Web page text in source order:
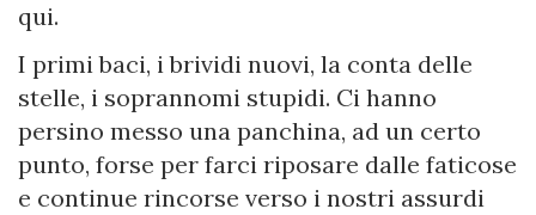
qui.
I primi baci, i brividi nuovi, la conta delle
stelle, i soprannomi stupidi. Ci hanno
persino messo una panchina, ad un certo
punto, forse per farci riposare dalle faticose
e continue rincorse verso i nostri assurdi